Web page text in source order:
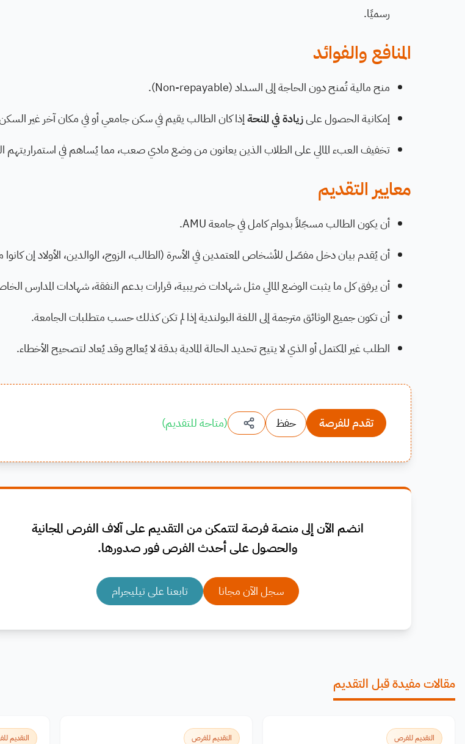
رسميًا.
المنافع والفوائد
منح مالية تُمنح دون الحاجة إلى السداد (Non-repayable).
إمكانية الحصول علىزيادة في المنحةإذا كان الطالب يقيم في سكن جامعي أو في مكان آخر غير
تخفيف العبء المالي على الطلاب الذين يعانون من وضع مادي صعب، مما يُساهم في استمراريتهم
معايير التقديم
أن يكون الطالب مسجّلاً بدوام كامل في جامعة AMU.
أن يُقدم بيان دخل مفصّل للأشخاص المعتمدين في الأسرة (الطالب، الزوج، الوالدين، الأولاد إن كانوا
أن يرفق كل ما يثبت الوضع المالي مثل شهادات ضريبية، قرارات بدعم النفقة، شهادات المدارس
أن تكون جميع الوثائق مترجمة إلى اللغة البولندية إذا لم تكن كذلك حسب متطلبات الجامعة.
الطلب غير المكتمل أو الذي لا يتيح تحديد الحالة المادية بدقة لا يُعالج وقد يُعاد لتصحيح الأخطاء.
تقدم للفرصة حفظ (متاحة للتقديم)
انضم الآن إلى منصة فرصة لتتمكن من التقديم على آلاف الفرص المجانية
والحصول على أحدث الفرص فور صدورها.
سجل الآن مجانا تابعنا على تيليجرام
مقالات مفيدة قبل التقديم
التقديم للفرص التقديم للفرص التقديم